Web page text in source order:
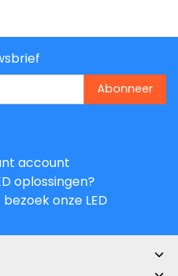
Abonneer
account
oplossingen?
onze LED